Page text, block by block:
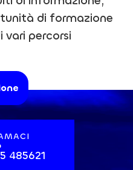
di formazione
percorsi
485621